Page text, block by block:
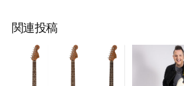
ア
関連投稿